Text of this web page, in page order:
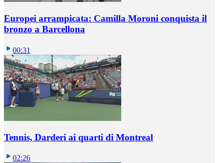
Europei arrampicata: Camilla Moroni conquista il
bronzo a Barcellona
00:31
Tennis, Darderi ai quarti di Montreal
02:26